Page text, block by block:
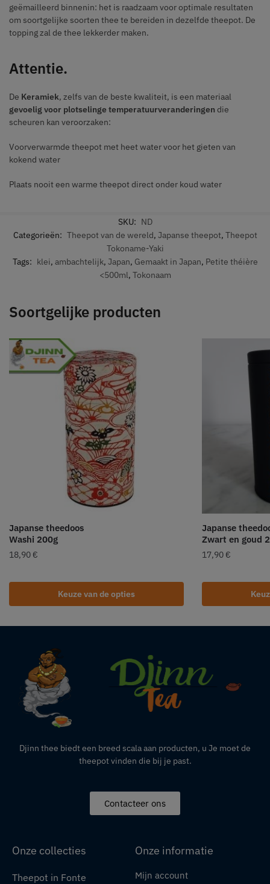
geëmailleerd binnenin: het is raadzaam voor optimale resultaten
om soortgelijke soorten thee te bereiden in dezelfde theepot. De
topping zal de thee lekkerder maken.
Attentie.
De Keramiek, zelfs van de beste kwaliteit, is een materiaal
gevoelig voor plotselinge temperatuurveranderingendie
scheuren kan veroorzaken:
Voorverwarmde theepot met heet water voor het gieten van
kokend water
Plaats nooit een warme theepot direct onder koud water
SKU: ND
Categorieën: Theepot van de wereld, Japanse theepot, Theepot
Tokoname-Yaki
Tags: klei, ambachtelijk, Japan, Gemaakt in Japan, Petite théière
<500ml, Tokonaam
Soortgelijke producten
Japanse theedoos
Washi 200g
18,90 €
Keuze van de opties
Japanse
Zwart en goud
17,90 €
Djinn thee biedt een breed scala aan producten, u Je moet de
theepot vinden die bij je past.
Contacteer ons
Onze collecties
Theepot in Fonte
Onze informatie
Mijn account